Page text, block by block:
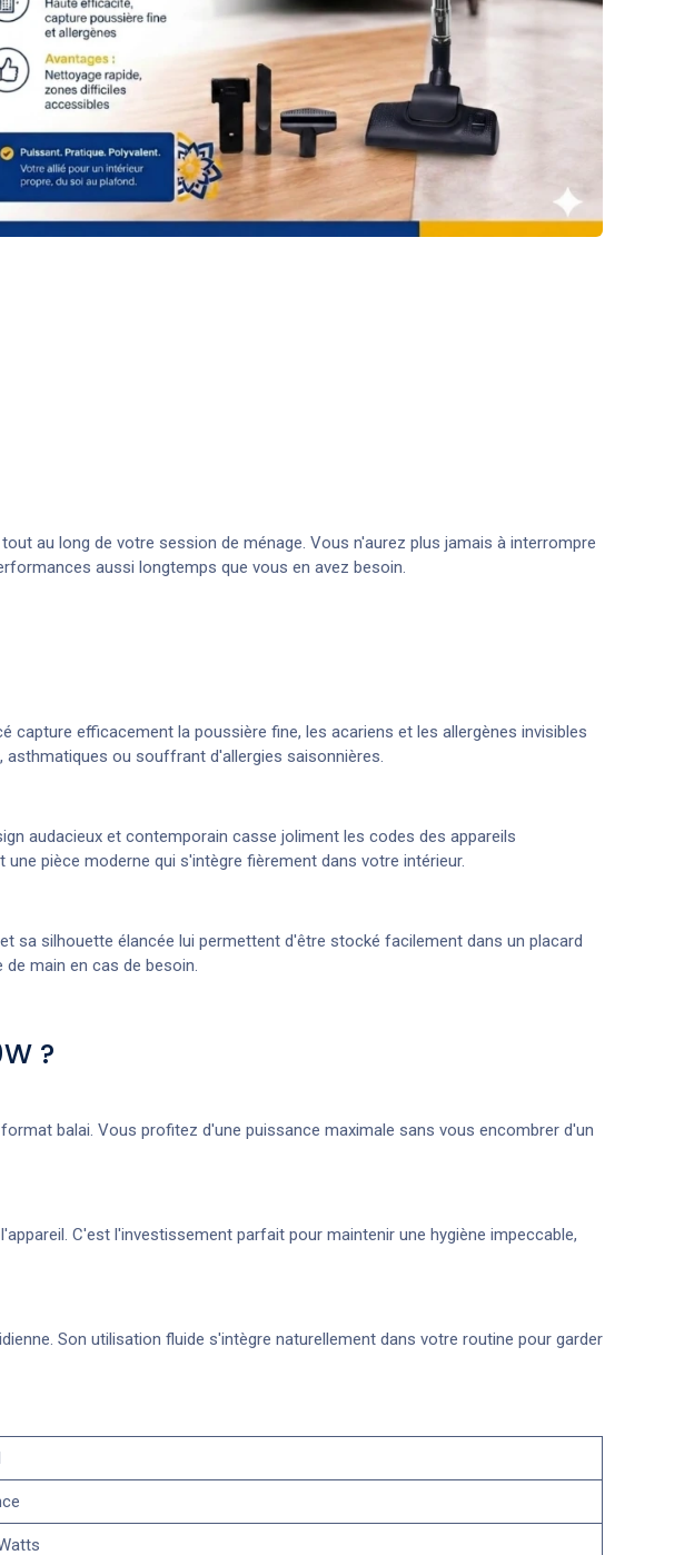
au long de votre session de ménage. Vous n'aurez plus jamais à interrompre
aussi longtemps que vous en avez besoin.
efficacement la poussière fine, les acariens et les allergènes invisibles
asthmatiques ou souffrant d'allergies saisonnières.
audacieux et contemporain casse joliment les codes des appareils
pièce moderne qui s'intègre fièrement dans votre intérieur.
sa silhouette élancée lui permettent d'être stocké facilement dans un placard
main en cas de besoin.
?
balai. Vous profitez d'une puissance maximale sans vous encombrer d'un
C'est l'investissement parfait pour maintenir une hygiène impeccable,
Son utilisation fluide s'intègre naturellement dans votre routine pour garder